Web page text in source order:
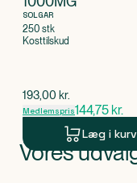
SOLGAR
250 stk
Kosttilskud
$gammel pris
193,00 kr.
Medlemspris144,75 kr.
Læg i kurv
Produkt 1 af 0
Vores